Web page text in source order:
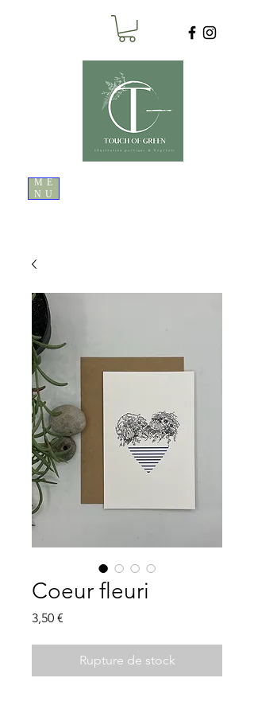
ME
NU
Coeur fleuri
3,50 €
Rupture de stock